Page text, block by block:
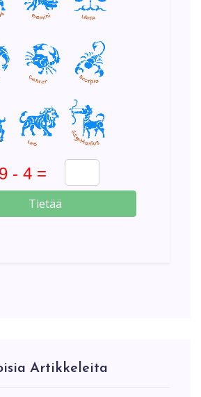
Tietää
Artikkeleita